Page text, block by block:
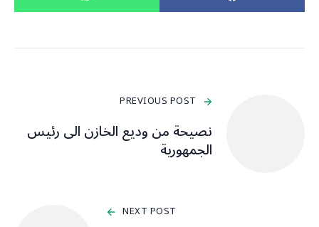
PREVIOUS POST
نصيحة من وديع الخازن الى رئيس
الجمهورية
NEXT POST